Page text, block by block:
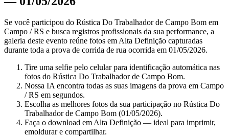
Se você participou do Rústica Do Trabalhador de Campo Bom em
Campo / RS e busca registros profissionais da sua performance, a
galeria deste evento reúne fotos em Alta Definição capturadas
durante toda a prova de corrida de rua ocorrida em 01/05/2026.
Tire uma selfie pelo celular para identificação automática nas
fotos do Rústica Do Trabalhador de Campo Bom.
Nossa IA encontra todas as suas imagens da prova em Campo
/ RS em segundos.
Escolha as melhores fotos da sua participação no Rústica Do
Trabalhador de Campo Bom (01/05/2026).
Faça o download em Alta Definição — ideal para imprimir,
emoldurar e compartilhar.